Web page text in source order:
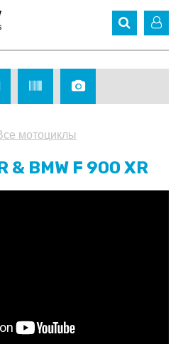
мотоциклы
& BMW F 900 XR